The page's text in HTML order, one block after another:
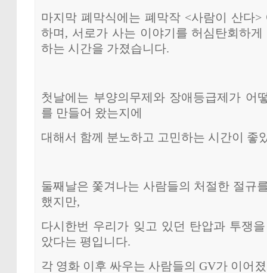
마지막 폐막식에는 폐막작 <사람이 산다
하며, 서로가 사는 이야기를 허심탄회하
하는 시간을 가졌습니다.
첫날에는 부양의무제와 장애등급제가 어
를 만들어 왔는지에
대해서 함께 분노하고 고민하는 시간이 좋
둘째날은 쫓겨나는 사람들의 처절한 절규
했지만,
다시한번 우리가 잊고 있던 탄압과 투쟁
았다는 평입니다.
각 영화 이후 싸우는 사람들의 GV가 이어